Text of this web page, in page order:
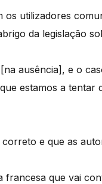
os utilizadores
da legislação
[na ausência], e o
estamos a tentar
e que as
francesa que vai